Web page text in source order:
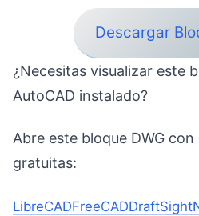
Descargar
¿Necesitas visualizar este
AutoCAD instalado?
Abre este bloque DWG
gratuitas:
LibreCADFreeCADDraftSight